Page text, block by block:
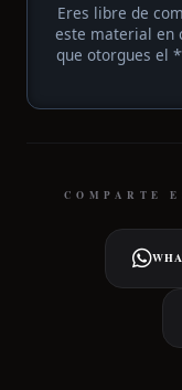
Eres libre de
este material en
que otorgues el
COMPARTE